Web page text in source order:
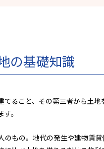
の基礎知識
ること、その第三者から土
。
もの。地代の発生や建物賃